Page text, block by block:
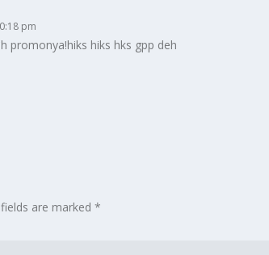
pm
promonya!hiks hiks hks gpp deh
fields are marked*